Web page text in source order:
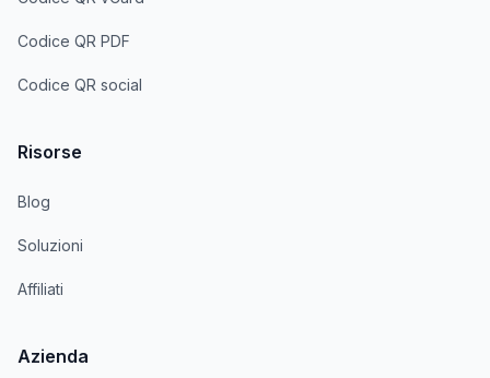
Codice QR PDF
Codice QR social
Risorse
Blog
Soluzioni
Affiliati
Azienda